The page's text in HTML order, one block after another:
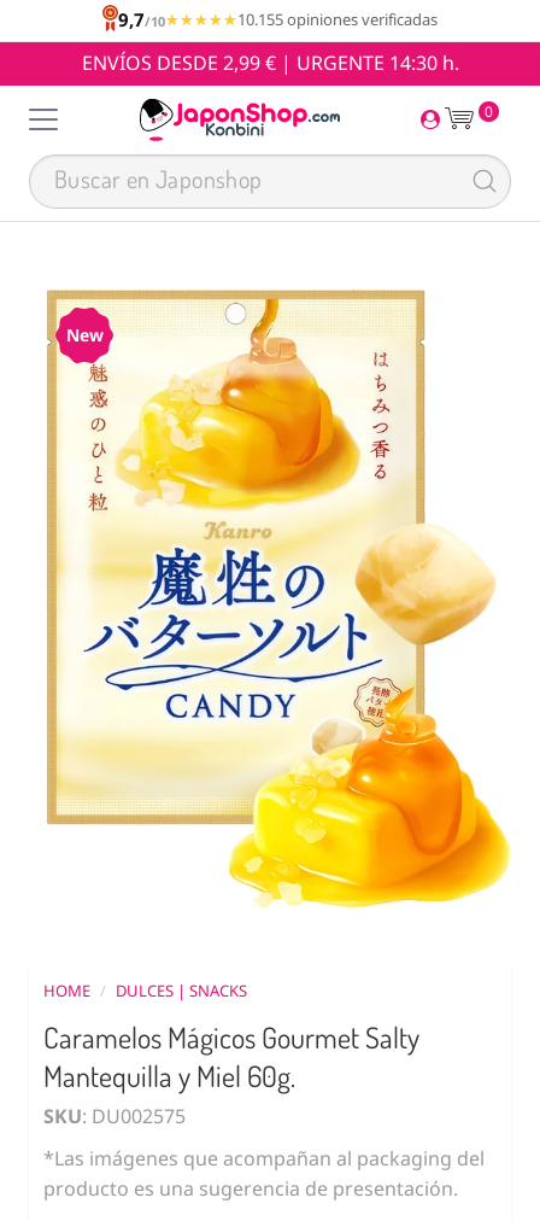
9,7/10★★★★★
★★★★★10.155 opiniones verificadas
ENVÍOS DESDE 2,99 € | URGENTE 14:30 h.
0
New
HOME / DULCES | SNACKS
Caramelos Mágicos Gourmet Salty
Mantequilla y Miel 60g.
SKU: DU002575
*Las imágenes que acompañan al packaging del
producto es una sugerencia de presentación.